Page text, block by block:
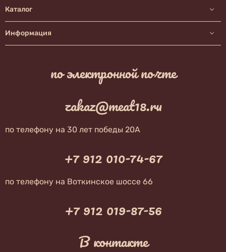
Каталог
Информация
по электронной почте
zakaz@meat18.ru
по телефону на 30 лет победы 20А
+7 912 010-74-67
по телефону на Воткинское шоссе 66
+7 912 019-87-56
В контакте